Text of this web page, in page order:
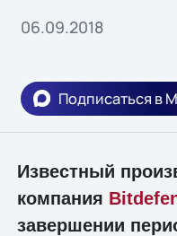
06.09.2018
Подписаться в
Известный
компания
завершении